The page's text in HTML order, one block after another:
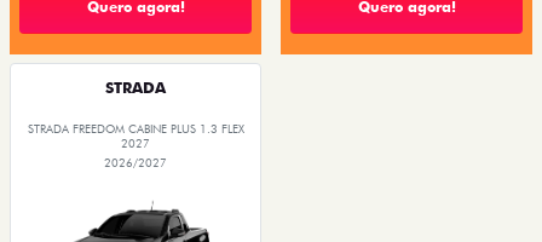
Quero agora! Quero agora!
STRADA
STRADA FREEDOM CABINE PLUS 1.3 FLEX
2027
2026/2027